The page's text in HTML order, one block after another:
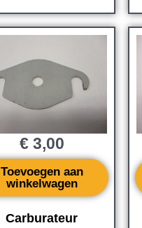
Carburateur
€3,00
Toevoegen aan
winkelwagen